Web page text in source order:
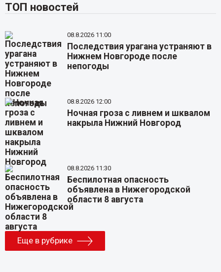
ТОП новостей
08.8.2026 11:00
Последствия урагана устраняют в
Нижнем Новгороде после
непогоды
08.8.2026 12:00
Ночная гроза с ливнем и шквалом
накрыла Нижний Новгород
08.8.2026 11:30
Беспилотная опасность
объявлена в Нижегородской
области 8 августа
Еще в рубрике